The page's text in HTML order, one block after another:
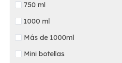
750 ml
1000 ml
Más de 1000ml
Mini botellas